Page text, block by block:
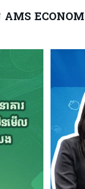
AMS